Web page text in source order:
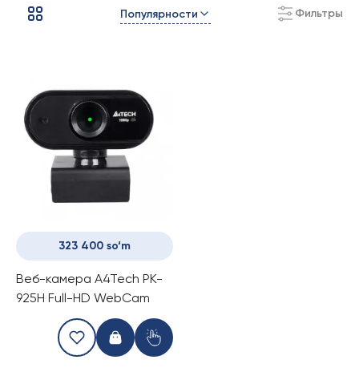
Популярности Фильтры
323 400 so‘m
Веб-камера A4Tech PK-
925H Full-HD WebCam